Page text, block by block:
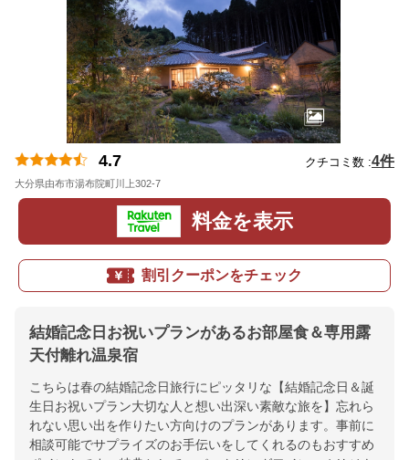
4.7 クチコミ数 :4件
大分県由布市湯布院町川上302-7
料金を表示
割引クーポンをチェック
結婚記念日お祝いプランがあるお部屋食＆専用露
天付離れ温泉宿
こちらは春の結婚記念日旅行にピッタリな【結婚記念日＆誕
生日お祝いプラン大切な人と想い出深い素敵な旅を】忘れら
れない思い出を作りたい方向けのプランがあります。事前に
相談可能でサプライズのお手伝いをしてくれるのもおすすめ